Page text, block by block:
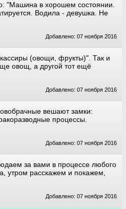
"Машина в хорошем состоянии.
Водила - девушка. Не
Добавлено: 07 ноября 2016
(овощи, фрукты)". Так и
овощ, а другой тот ещё
Добавлено: 07 ноября 2016
вешают замки:
процессы.
Добавлено: 07 ноября 2016
за вами в процессе любого
утром расскажем и покажем,
Добавлено: 07 ноября 2016